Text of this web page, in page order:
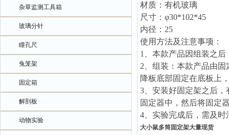
杂草监测工具箱
玻璃分针
瞳孔尺
兔笼架
固定箱
解剖板
动物实验
材质：有机玻璃
尺寸： φ30*102*45
内径： 25
使用方法及注意事项：
1、 本款产品因组装之后
2、 组装：本款产品由固
降板底部固定在底板上
3、 安装好固定架之后，
固定器中，然后将固定
4、 实验完成后，需及
大小鼠多筒固定架大量现货